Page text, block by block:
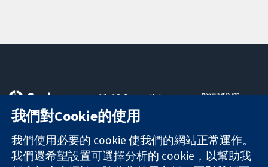
可信任實證
知情決定
更完善的健康照
護
11-13 Cavendish
Square
London
W1G 0AN
United Kingdom
聯繫我們
關於我們
工作機會
Cochrane
我們對Cookie的使用
我們使用必要的 cookie 使我們的網站正常運作。
我們還希望設置可選擇分析的 cookie，以幫助我